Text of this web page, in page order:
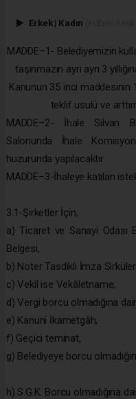
Erkek | Kadın
MADDE–1- Belediyemizin
taşınmazın ayrı ayrı 3
Kanunun 35 inci maddesinin
teklif usulü ve
MADDE–2- İhale Silvan
Salonunda İhale
huzurunda yapılacaktır.
MADDE–3-İhaleye katılan
3.1-Şirketler İçin;
a) Ticaret ve Sanayi Odası
Belgesi,
b) Noter Tasdikli İmza
c) Vekil ise Vekâletname,
d) Vergi borcu olmadığına
e) Kanuni İkametgâh,
f) Geçici teminat,
g) Belediyeye borcu
h) S.G.K. Borcu olmadığına